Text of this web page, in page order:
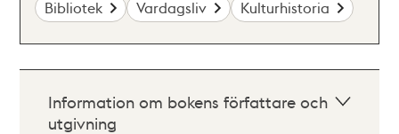
Bibliotek Vardagsliv Kulturhistoria
Information om bokens författare och
utgivning